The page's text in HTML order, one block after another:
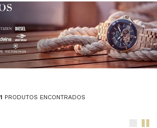
1 PRODUTOS ENCONTRADOS